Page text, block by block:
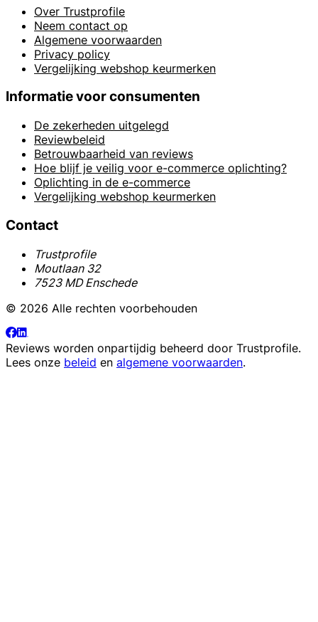
Over Trustprofile
Neem contact op
Algemene voorwaarden
Privacy policy
Vergelijking webshop keurmerken
Informatie voor consumenten
De zekerheden uitgelegd
Reviewbeleid
Betrouwbaarheid van reviews
Hoe blijf je veilig voor e-commerce oplichting?
Oplichting in de e-commerce
Vergelijking webshop keurmerken
Contact
Trustprofile
Moutlaan 32
7523 MD Enschede
© 2026 Alle rechten voorbehouden
Reviews worden onpartijdig beheerd door Trustprofile.
Lees onze beleid en algemene voorwaarden.